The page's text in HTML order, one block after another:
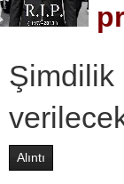
Şimdilik
Alıntı